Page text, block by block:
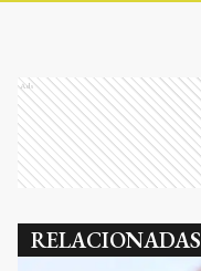
Ads
RELACIONADAS